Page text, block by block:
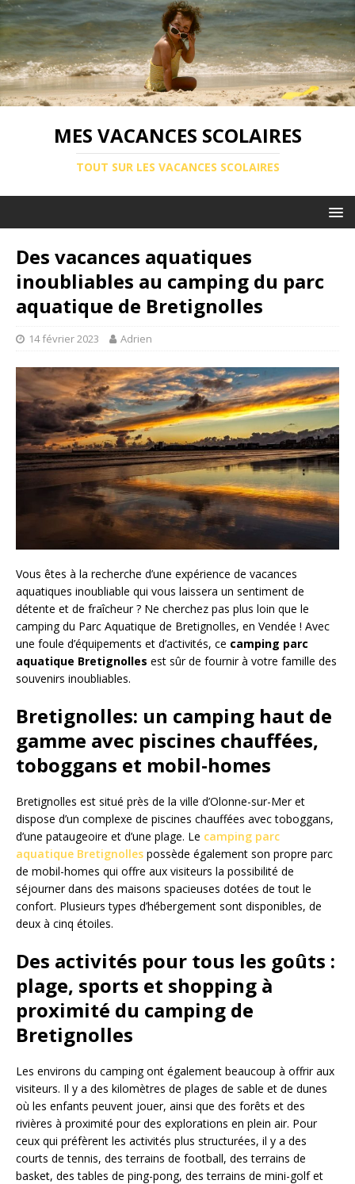
MES VACANCES SCOLAIRES
TOUT SUR LES VACANCES SCOLAIRES
Des vacances aquatiques
inoubliables au camping du parc
aquatique de Bretignolles
14 février 2023 Adrien
Vous êtes à la recherche d’une expérience de vacances
aquatiques inoubliable qui vous laissera un sentiment de
détente et de fraîcheur ? Ne cherchez pas plus loin que le
camping du Parc Aquatique de Bretignolles, en Vendée ! Avec
une foule d’équipements et d’activités, ce camping parc
aquatique Bretignolles est sûr de fournir à votre famille des
souvenirs inoubliables.
Bretignolles: un camping haut de
gamme avec piscines chauffées,
toboggans et mobil-homes
Bretignolles est situé près de la ville d’Olonne-sur-Mer et
dispose d’un complexe de piscines chauffées avec toboggans,
d’une pataugeoire et d’une plage. Le camping parc
aquatique Bretignolles possède également son propre parc
de mobil-homes qui offre aux visiteurs la possibilité de
séjourner dans des maisons spacieuses dotées de tout le
confort. Plusieurs types d’hébergement sont disponibles, de
deux à cinq étoiles.
Des activités pour tous les goûts :
plage, sports et shopping à
proximité du camping de
Bretignolles
Les environs du camping ont également beaucoup à offrir aux
visiteurs. Il y a des kilomètres de plages de sable et de dunes
où les enfants peuvent jouer, ainsi que des forêts et des
rivières à proximité pour des explorations en plein air. Pour
ceux qui préfèrent les activités plus structurées, il y a des
courts de tennis, des terrains de football, des terrains de
basket, des tables de ping-pong, des terrains de mini-golf et